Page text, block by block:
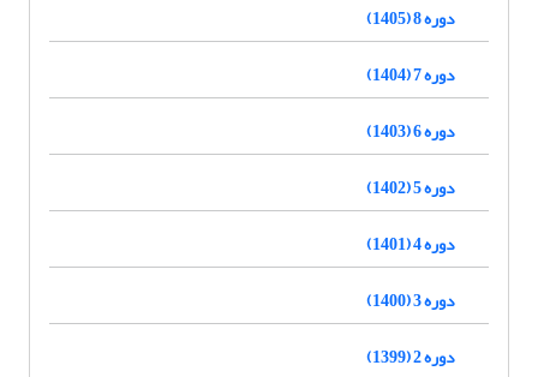
دوره 8 (1405)
دوره 7 (1404)
دوره 6 (1403)
دوره 5 (1402)
دوره 4 (1401)
دوره 3 (1400)
دوره 2 (1399)